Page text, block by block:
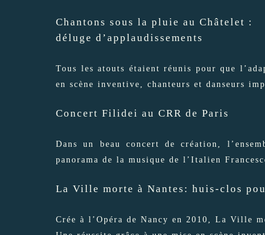
Chantons sous la pluie au Châtelet :
déluge d’applaudissements
Tous les atouts étaient réunis pour que
en scène inventive, chanteurs et danseurs
Concert Filidei au CRR de Paris
Dans un beau concert de création,
panorama de la musique de l’Italien
La Ville morte à Nantes: huis-clos
Crée à l’Opéra de Nancy en 2010, La Ville